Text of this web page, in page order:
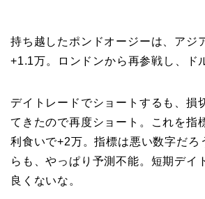
持ち越したポンドオージーは、アジ
+1.1万。ロンドンから再参戦し、ド
デイトレードでショートするも、損
てきたので再度ショート。これを指
利食いで+2万。指標は悪い数字だろ
らも、やっぱり予測不能。短期デイ
良くないな。